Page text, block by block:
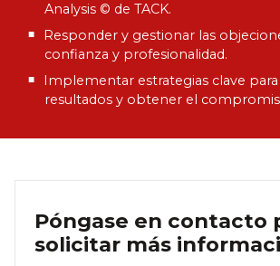
Analysis © de TACK.
Responder y gestionar las
confianza y profesionalidad.
Implementar estrategias clave
resultados y obtener el
Póngase en contacto
solicitar más